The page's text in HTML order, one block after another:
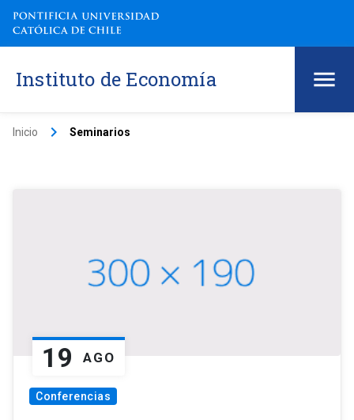
Instituto de Economía
Inicio keyboard_arrow_right Seminarios
19 AGO
Conferencias